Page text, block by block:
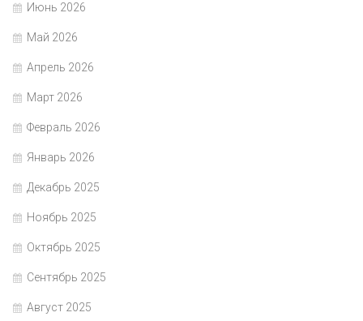
Июнь 2026
Май 2026
Апрель 2026
Март 2026
Февраль 2026
Январь 2026
Декабрь 2025
Ноябрь 2025
Октябрь 2025
Сентябрь 2025
Август 2025